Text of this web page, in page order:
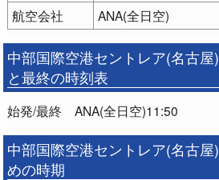
航空会社
ANA(全日空)
中部国際空港セントレア(名古
と最終の時刻表
始発/最終 ANA(全日空)11:50
中部国際空港セントレア(名古
めの時期